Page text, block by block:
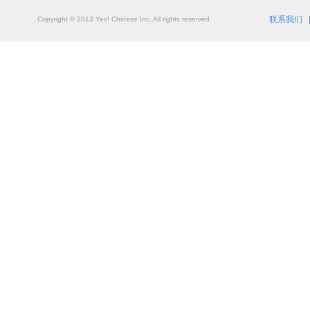
Copyright © 2013 Yes! Chinese Inc. All rights reserved. 联系我们